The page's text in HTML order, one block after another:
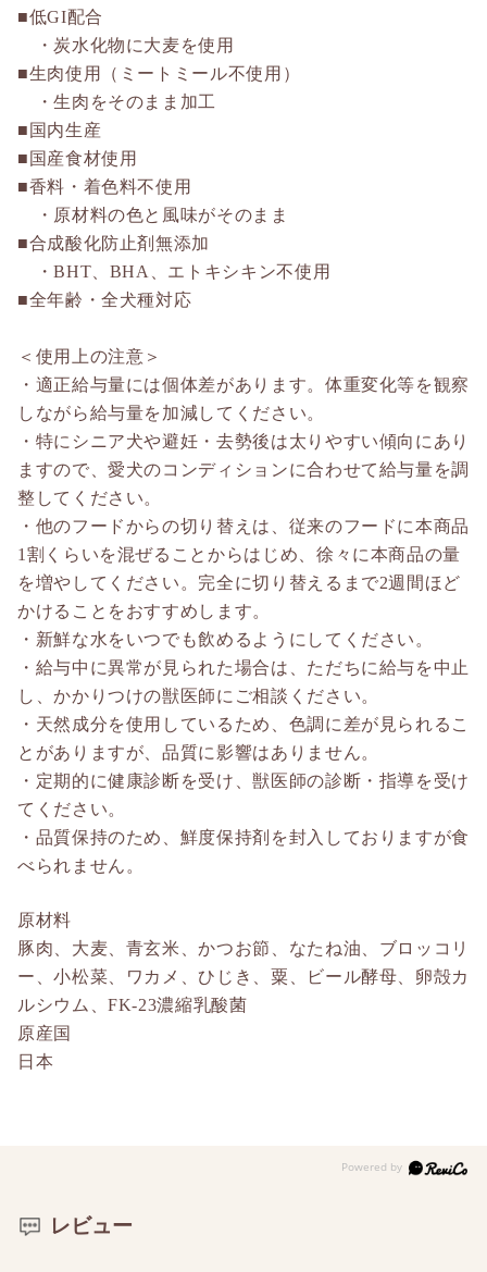
■低GI配合
・炭水化物に大麦を使用
■生肉使用（ミートミール不使用）
・生肉をそのまま加工
■国内生産
■国産食材使用
■香料・着色料不使用
・原材料の色と風味がそのまま
■合成酸化防止剤無添加
・BHT、BHA、エトキシキン不使用
■全年齢・全犬種対応
＜使用上の注意＞
・適正給与量には個体差があります。体重変化等を観察
しながら給与量を加減してください。
・特にシニア犬や避妊・去勢後は太りやすい傾向にあり
ますので、愛犬のコンディションに合わせて給与量を調
整してください。
・他のフードからの切り替えは、従来のフードに本商品
1割くらいを混ぜることからはじめ、徐々に本商品の量
を増やしてください。完全に切り替えるまで2週間ほど
かけることをおすすめします。
・新鮮な水をいつでも飲めるようにしてください。
・給与中に異常が見られた場合は、ただちに給与を中止
し、かかりつけの獣医師にご相談ください。
・天然成分を使用しているため、色調に差が見られるこ
とがありますが、品質に影響はありません。
・定期的に健康診断を受け、獣医師の診断・指導を受け
てください。
・品質保持のため、鮮度保持剤を封入しておりますが食
べられません。
原材料
豚肉、大麦、青玄米、かつお節、なたね油、ブロッコリ
ー、小松菜、ワカメ、ひじき、粟、ビール酵母、卵殻カ
ルシウム、FK-23濃縮乳酸菌
原産国
日本
レビュー